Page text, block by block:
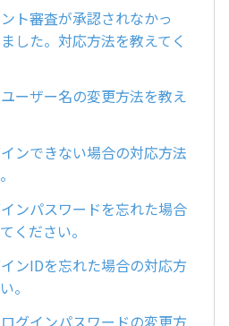
ト審査が承認されなかっ
した。対応方法を教えてく
ーザー名の変更方法を教え
ンできない場合の対応方法
インパスワードを忘れた場合
ください。
ンIDを忘れた場合の対応方
。
グインパスワードの変更方